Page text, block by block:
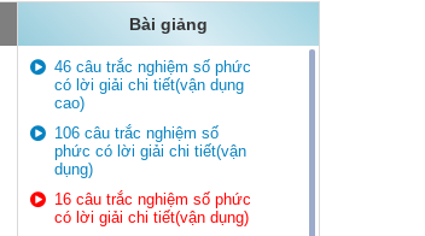
Bài giảng
46 câu trắc nghiệm số phức
có lời giải chi tiết(vận dụng
cao)
106 câu trắc nghiệm số
phức có lời giải chi tiết(vận
dụng)
16 câu trắc nghiệm số phức
có lời giải chi tiết(vận dụng)